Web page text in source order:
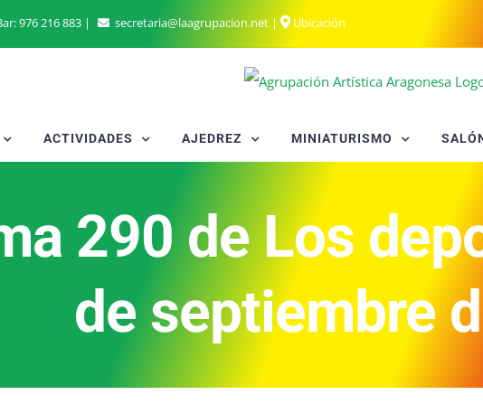
976 216 883 | secretaria@laagrupacion.net| Ubicación
ACTIVIDADES AJEDREZ MINIATURISMO
290 de Los
de septiembre